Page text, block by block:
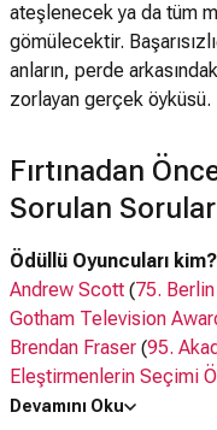
ateşlenecek ya da tüm
gömülecektir.
anların, perde
zorlayan gerçek öyküsü.
Fırtınadan
Sorulan Sorular
Ödüllü Oyuncuları kim?
Andrew Scott (75.
Gotham Television
Brendan Fraser (95.
Eleştirmenlerin Seçimi
(2023),12. Actor
Devamını Oku